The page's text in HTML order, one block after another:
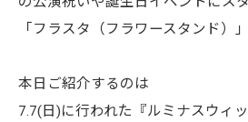
「フラスタ（フラワースタンド）
本日ご紹介するのは
7.7(日)に行われた『ルミナスウィ